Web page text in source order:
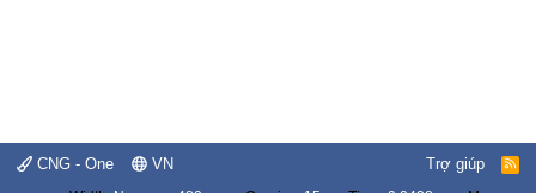
CNG - One VN Trợ giúp
R